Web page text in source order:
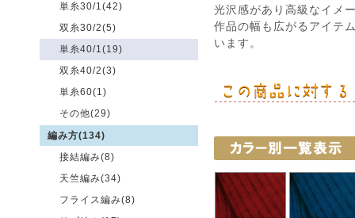
単糸30/1(42)
双糸30/2(5)
単糸40/1(19)
双糸40/2(3)
単糸60(1)
その他(29)
編み方(134)
接結編み(8)
天竺編み(34)
フライス編み(8)
光沢感があり高級なイメ
作品の幅も広がるアイテ
います。